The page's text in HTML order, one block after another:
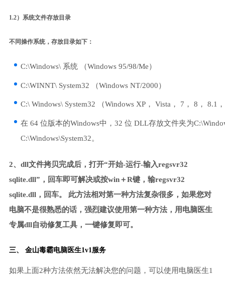
1.2）系统文件存放目录
不同操作系统，存放目录如下：
C:\Windows\ 系统 （Windows 95/98/Me）
C:\WINNT\ System32 （Windows NT/2000）
C:\ Windows\ System32 （Windows XP， Vista， 7， 8， 8.1
在 64 位版本的Windows中，32 位 DLL存放文件夹为
C:\Windows\System32。
2、dll文件拷贝完成后，打开“开始-运行-输入regsvr32
sqlite.dll”，回车即可解决或按win＋R键，输regsvr32
sqlite.dll，回车。 此方法相对第一种方法复杂很多，如果您对
电脑不是很熟悉的话，强烈建议使用第一种方法，用电脑医生
专属dll自动修复工具，一键修复即可。
三、 金山毒霸电脑医生1v1服务
如果上面2种方法依然无法解决您的问题，可以使用电脑医生1